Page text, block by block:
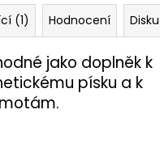
(1) Hodnocení
jako doplněk k
písku a k